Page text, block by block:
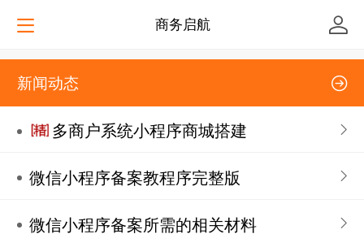
商务启航
新闻动态
多商户系统小程序商城搭建
微信小程序备案教程序完整版
微信小程序备案所需的相关材料